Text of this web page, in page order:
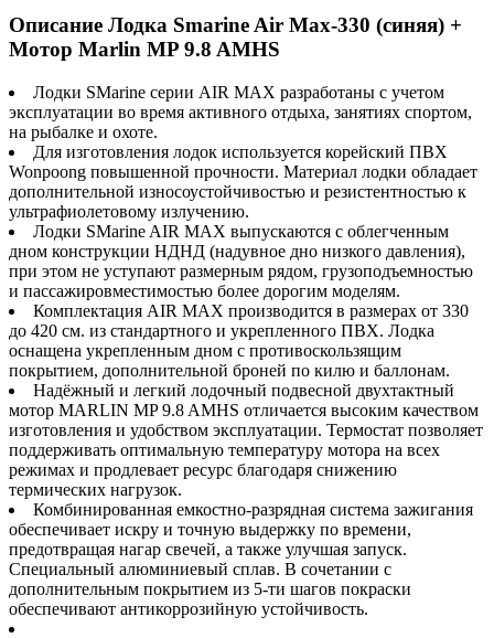
Описание Лодка Smarine Air Max-330 (синяя) +
Мотор Marlin MP 9.8 AMHS
Лодки SMarine серии AIR MAX разработаны с учетом
эксплуатации во время активного отдыха, занятиях спортом,
на рыбалке и охоте.
Для изготовления лодок используется корейский ПВХ
Wonpoong повышенной прочности. Материал лодки обладает
дополнительной износоустойчивостью и резистентностью к
ультрафиолетовому излучению.
Лодки SMarine AIR MAX выпускаются с облегченным
дном конструкции НДНД (надувное дно низкого давления),
при этом не уступают размерным рядом, грузоподъемностью
и пассажировместимостью более дорогим моделям.
Комплектация AIR MAX производится в размерах от 330
до 420 см. из стандартного и укрепленного ПВХ. Лодка
оснащена укрепленным дном с противоскользящим
покрытием, дополнительной броней по килю и баллонам.
Надёжный и легкий лодочный подвесной двухтактный
мотор MARLIN MP 9.8 AMHS отличается высоким качеством
изготовления и удобством эксплуатации. Термостат позволяет
поддерживать оптимальную температуру мотора на всех
режимах и продлевает ресурс благодаря снижению
термических нагрузок.
Комбинированная емкостно-разрядная система зажигания
обеспечивает искру и точную выдержку по времени,
предотвращая нагар свечей, а также улучшая запуск.
Специальный алюминиевый сплав. В сочетании с
дополнительным покрытием из 5-ти шагов покраски
обеспечивают антикоррозийную устойчивость.